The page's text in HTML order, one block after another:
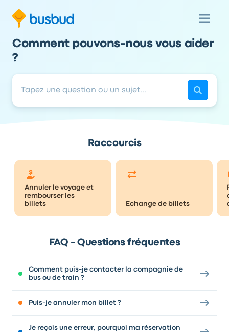
Comment pouvons-nous vous aider
?
Raccourcis
Annuler le voyage et
rembourser les
billets
Echange de billets
FAQ - Questions fréquentes
Comment puis-je contacter la compagnie de
bus ou de train ?
Puis-je annuler mon billet ?
Je reçois une erreur, pourquoi ma réservation